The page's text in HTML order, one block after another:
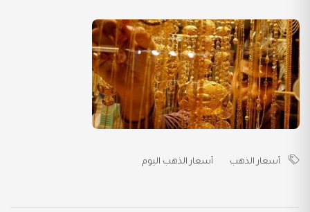
أسعار الذهب أسعار الذهب اليوم